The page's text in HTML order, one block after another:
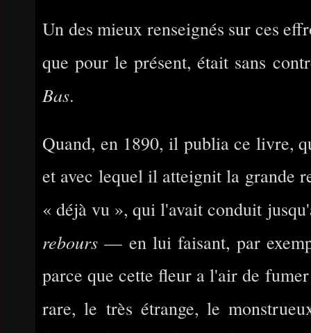
Un des mieux renseignés sur ces
que pour le présent, était sans
Bas.
Quand, en 1890, il publia ce livre,
et avec lequel il atteignit la grande
« déjà vu », qui l'avait conduit
rebours — en lui faisant, par
parce que cette fleur a l'air de
rare, le très étrange, le